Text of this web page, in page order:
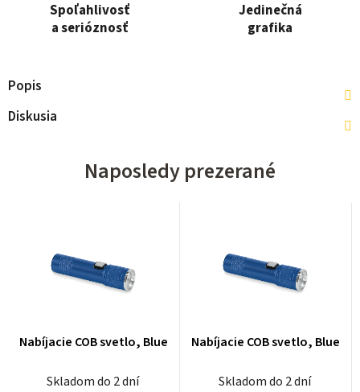
Spoľahlivosť
a serióznosť
Jedinečná
grafika
Popis
Diskusia
Naposledy prezerané
Nabíjacie COB svetlo, Blue
Skladom do 2 dní
Nabíjacie COB svetlo, Blue
Skladom do 2 dní